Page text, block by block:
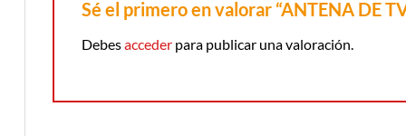
Sé el primero en valorar “ANTENA DE
Debesacceder para publicar una valoración.